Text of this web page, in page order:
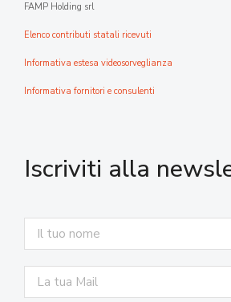
FAMP Holding srl
Elenco contributi statali ricevuti
Informativa estesa videosorveglianza
Informativa fornitori e consulenti
Iscriviti alla